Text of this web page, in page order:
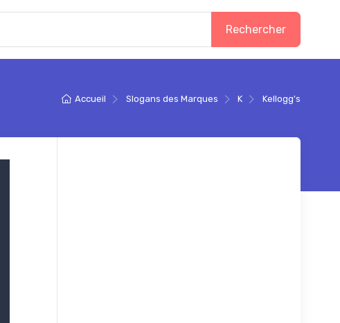
Rechercher
Accueil Slogans des Marques K Kellogg's